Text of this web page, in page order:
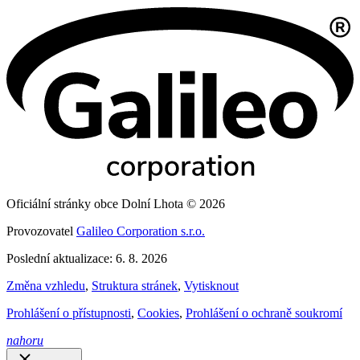
Oficiální stránky obce Dolní Lhota © 2026
Provozovatel Galileo Corporation s.r.o.
Poslední aktualizace: 6. 8. 2026
Změna vzhledu, Struktura stránek, Vytisknout
Prohlášení o přístupnosti, Cookies, Prohlášení o ochraně soukromí
nahoru